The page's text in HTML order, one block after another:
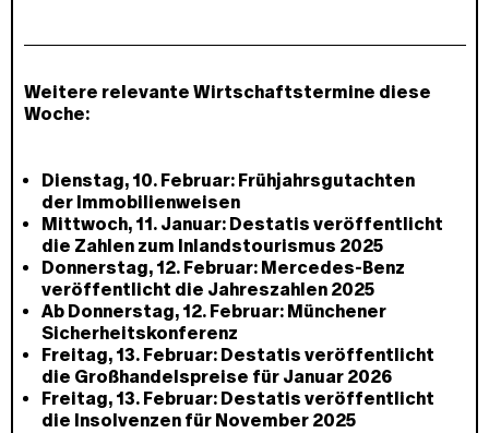
Weitere relevante Wirtschaftstermine diese
Woche:
Dienstag, 10. Februar: Frühjahrsgutachten
der Immobilienweisen
Mittwoch, 11. Januar: Destatis veröffentlicht
die Zahlen zum Inlandstourismus 2025
Donnerstag, 12. Februar: Mercedes-Benz
veröffentlicht die Jahreszahlen 2025
Ab Donnerstag, 12. Februar: Münchener
Sicherheitskonferenz
Freitag, 13. Februar: Destatis veröffentlicht
die Großhandelspreise für Januar 2026
Freitag, 13. Februar: Destatis veröffentlicht
die Insolvenzen für November 2025